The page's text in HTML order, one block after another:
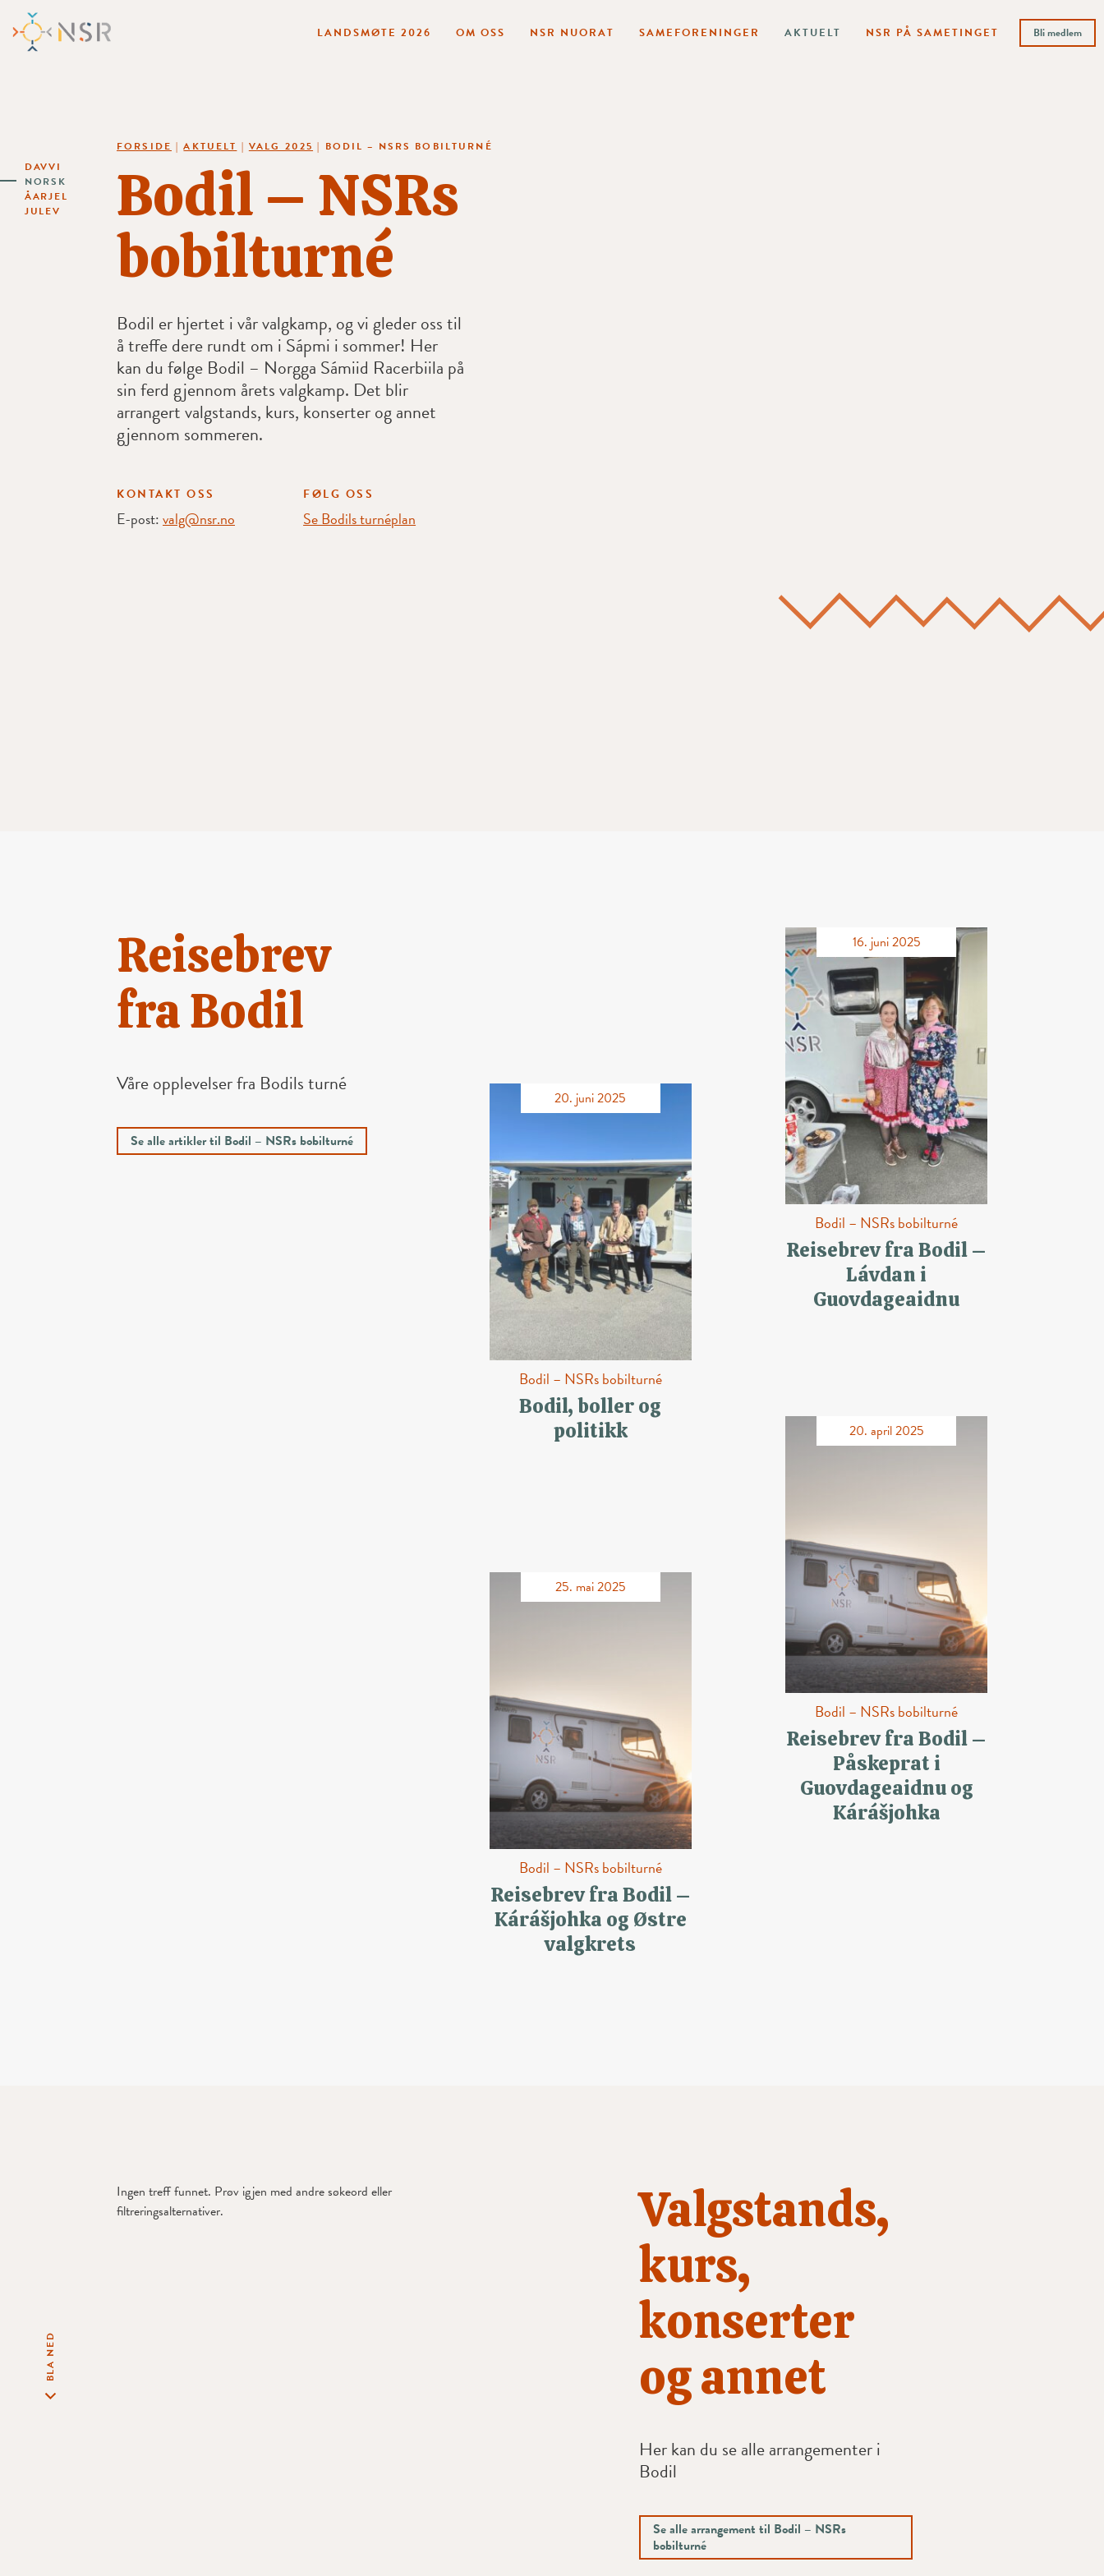
DAVVI
NORSK
ÅARJEL
JULEV
BLA NED
LANDSMØTE 2026 OM OSS NSR NUORAT SAMEFORENINGER AKTUELT NSR PÅ SAMETINGET Bli medlem
FORSIDE |AKTUELT | VALG 2025 | BODIL – NSRS BOBILTURNÉ
Bodil – NSRs
bobilturné
Bodil er hjertet i vår valgkamp, og vi gleder oss til
å treffe dere rundt om i Sápmi i sommer! Her
kan du følge Bodil – Norgga Sámiid Racerbiila på
sin ferd gjennom årets valgkamp. Det blir
arrangert valgstands, kurs, konserter og annet
gjennom sommeren.
KONTAKT OSS
E-post:valg@nsr.no
FØLG OSS
Se Bodils turnéplan
Reisebrev
fra Bodil
Våre opplevelser fra Bodils turné
Se alle artikler til Bodil – NSRs bobilturné
20. juni 2025
Bodil – NSRs bobilturné
Bodil, boller og
politikk
16. juni 2025
Bodil – NSRs bobilturné
Reisebrev fra Bodil –
Lávdan i
Guovdageaidnu
25. mai 2025
Bodil – NSRs bobilturné
Reisebrev fra Bodil –
Kárášjohka og Østre
valgkrets
20. april 2025
Bodil – NSRs bobilturné
Reisebrev fra Bodil –
Påskeprat i
Guovdageaidnu og
Kárášjohka
Valgstands,
kurs,
konserter
og annet
Her kan du se alle arrangementer i
Bodil
Se alle arrangement til Bodil – NSRs
bobilturné
Ingen treff funnet. Prøv igjen med andre søkeord eller
filtreringsalternativer.